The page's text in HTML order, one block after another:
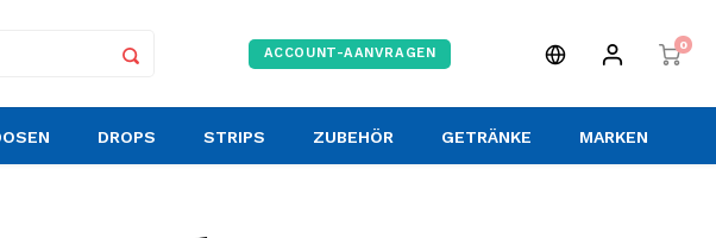
ACCOUNT-AANVRAGEN
0
DROPS STRIPS ZUBEHÖR GETRÄNKE MARKEN